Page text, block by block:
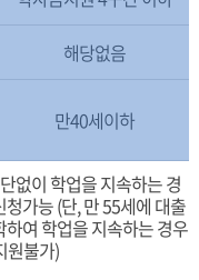
해당없음
만40세이하
없이 학업을 지속하는 경
가능 (단, 만 55세에 대출
여 학업을 지속하는 경우
원불가)